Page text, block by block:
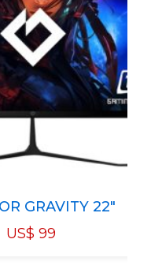
GRAVITY 22"
99